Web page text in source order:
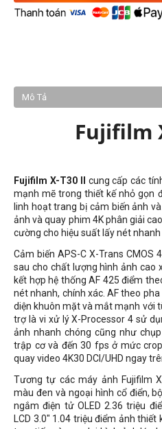
Mô Tả
Fujifilm
Fujifilm X-T30 II
cung cấp các
mạnh mẽ trong thiết kế nhỏ gọn
linh hoạt trang bị cảm biến ảnh
ảnh và quay phim 4K phân giải
cường cho hiệu suất lấy nét nhanh
Cảm biến APS-C X-Trans CMOS
sau cho chất lượng hình ảnh cao
kết hợp hệ thống AF 425 điểm
nét nhanh, chính xác. AF theo
diện khuôn mặt và mắt mạnh với
trợ là vi xử lý X-Processor 4 sử
ảnh nhanh chóng cũng như
trập cơ và đến 30 fps ở mức
quay video 4K30 DCI/UHD ngay
Tương tự các máy ảnh Fujifilm
màu đen và ngoại hình cổ điển,
ngắm điện tử OLED 2.36 triệu
LCD 3.0" 1.04 triệu điểm ảnh